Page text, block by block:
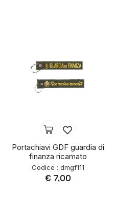
Portachiavi GDF guardia di
finanza ricamato
Codice : dmgf111
€ 7,00